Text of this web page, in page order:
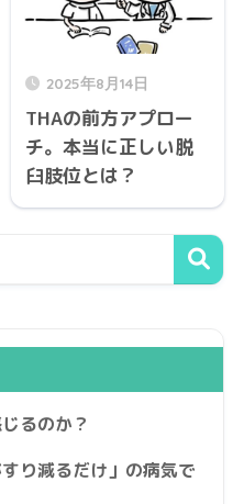
2025年8月14日
THAの前方アプロー
チ。本当に正しい脱
臼肢位とは？
るのか？
り減るだけ」の病気で